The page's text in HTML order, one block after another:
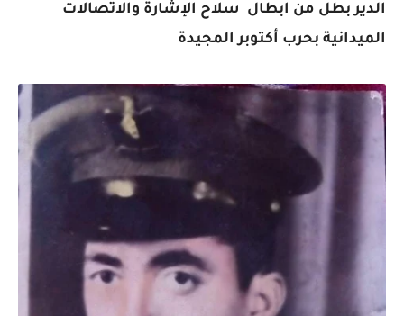
الدير بطل من ابطال سلاح الإشارة والاتصالات
الميدانية بحرب أكتوبر المجيدة